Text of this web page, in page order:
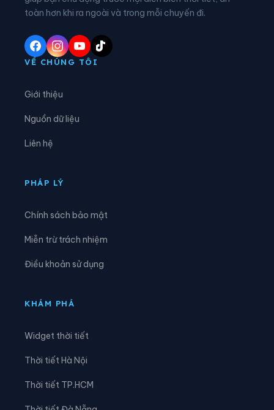
Phường Nam Đồ Sơn Phường Nam Đồng
Phường Nam Triệu
Phường Nguyễn Đại Năng
Phường Trần Hưng Đạo
Xã An Thành
toàn hơn khi ra ngoài và trong mỗi chuyến đi.
VỀ CHÚNG TÔI
Giới thiệu
Nguồn dữ liệu
Liên hệ
PHÁP LÝ
Chính sách bảo mật
Miễn trừ trách nhiệm
Điều khoản sử dụng
KHÁM PHÁ
Widget thời tiết
Thời tiết Hà Nội
Thời tiết TP.HCM